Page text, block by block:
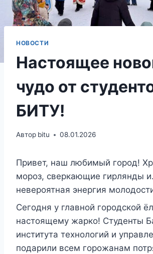
НОВОСТИ
Настоящее
чудо от
БИТУ!
Автор bitu 08.01.2026
Привет, наш любимый город!
мороз, сверкающие гирлянды
невероятная энергия
Сегодня у главной городской
настоящему жарко! Студенты
института технологий и
подарили всем горожанам